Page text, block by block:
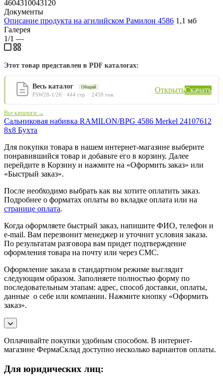
4604310043120
Документы
Описание продукта на агнлийском Рамилон 4586 1,1 мб
Галерея
1/1 —
Этот товар представлен в PDF каталогах:
Весь каталог Общий
FSW28-1/26 · 444 стр. · 2459 тов.
ОткрытьСкачать
Все каталоги →
Сальниковая набивка RAMILON/BPG 4586 Merkel 24107612
8х8 Бухта
Для покупки товара в нашем интернет-магазине выберите
понравившийся товар и добавьте его в корзину. Далее
перейдите в Корзину и нажмите на «Оформить заказ» или
«Быстрый заказ».
После необходимо выбрать как вы хотите оплатить заказ.
Подробнее о форматах оплаты во вкладке оплата или на
странице оплата.
Когда оформляете быстрый заказ, напишите ФИО, телефон и
e-mail. Вам перезвонит менеджер и уточнит условия заказа.
По результатам разговора вам придет подтверждение
оформления товара на почту или через СМС.
Оформление заказа в стандартном режиме выглядит
следующим образом. Заполняете полностью форму по
последовательным этапам: адрес, способ доставки, оплаты,
данные о себе или компании. Нажмите кнопку «Оформить
заказ».
Оплачивайте покупки удобным способом. В интернет-
магазине ФермаСклад доступно несколько вариантов оплаты.
Для юридических лиц: